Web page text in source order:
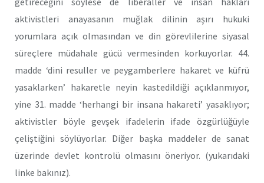
aktivistleri anayasanın muğlak dilinin aşırı hukuki
yorumlara açık olmasından ve din görevlilerine siyasal
süreçlere müdahale gücü vermesinden korkuyorlar. 44.
madde ‘dini resuller ve peygamberlere hakaret ve küfrü
yasaklarken’ hakaretle neyin kastedildiği açıklanmıyor,
yine 31. madde ‘herhangi bir insana hakareti’ yasaklıyor;
aktivistler böyle gevşek ifadelerin ifade özgürlüğüyle
çeliştiğini söylüyorlar. Diğer başka maddeler de sanat
üzerinde devlet kontrolü olmasını öneriyor. (yukarıdaki
linke bakınız).